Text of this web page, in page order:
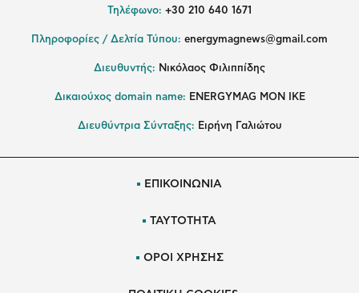
Τηλέφωνο: +30 210 640 1671
Πληροφορίες / Δελτία Τύπου: energymagnews@gmail.com
Διευθυντής: Νικόλαος Φιλιππίδης
Δικαιούχος domain name: ENERGYMAG ΜΟΝ ΙΚΕ
Διευθύντρια Σύνταξης: Ειρήνη Γαλιώτου
ΕΠΙΚΟΙΝΩΝΙΑ
ΤΑΥΤΟΤΗΤΑ
ΟΡΟΙ ΧΡΗΣΗΣ